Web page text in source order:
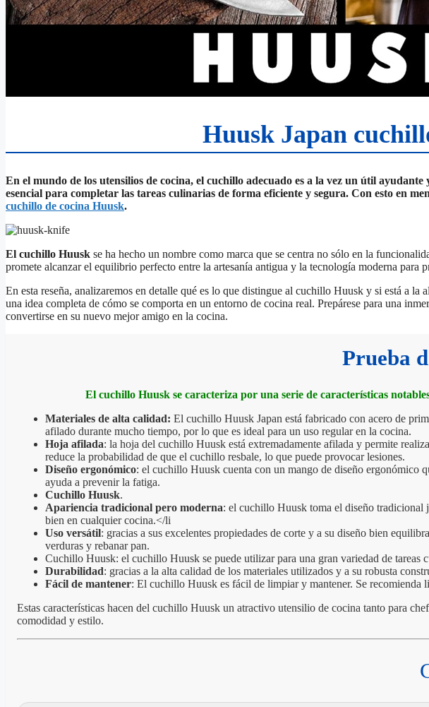
Huusk Japan
En el mundo de los utensilios de cocina, el cuchillo adecuado es a la vez un útil
esencial para completar las tareas culinarias de forma eficiente y segura. Con esto en
cuchillo de cocina Huusk.
El cuchillo Huusk se ha hecho un nombre como marca que se centra no sólo en la
promete alcanzar el equilibrio perfecto entre la artesanía antigua y la tecnología moderna
En esta reseña, analizaremos en detalle qué es lo que distingue al cuchillo Huusk y si está a
una idea completa de cómo se comporta en un entorno de cocina real. Prepárese para una
convertirse en su nuevo mejor amigo en la cocina.
Prueba
El cuchillo Huusk se caracteriza por una serie de características
Materiales de alta calidad: El cuchillo Huusk Japan está fabricado con acero de
afilado durante mucho tiempo, por lo que es ideal para un uso regular en la cocina.
Hoja afilada: la hoja del cuchillo Huusk está extremadamente afilada y permite
reduce la probabilidad de que el cuchillo resbale, lo que puede provocar lesiones.
Diseño ergonómico: el cuchillo Huusk cuenta con un mango de diseño ergonómico
ayuda a prevenir la fatiga.
Cuchillo Huusk.
Apariencia tradicional pero moderna: el cuchillo Huusk toma el diseño tradicional
bien en cualquier cocina.</li
Uso versátil: gracias a sus excelentes propiedades de corte y a su diseño bien
verduras y rebanar pan.
Cuchillo Huusk: el cuchillo Huusk se puede utilizar para una gran variedad de tareas
Durabilidad: gracias a la alta calidad de los materiales utilizados y a su robusta
Fácil de mantener: El cuchillo Huusk es fácil de limpiar y mantener. Se
Estas características hacen del cuchillo Huusk un atractivo utensilio de cocina tanto para
comodidad y estilo.